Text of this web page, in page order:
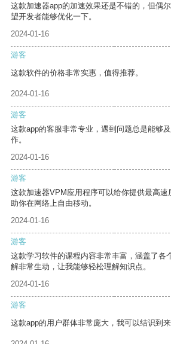
这款加速器app的加速效果还是不错的，但偶
望开发者能够优化一下。
2024-01-16
游客
这款软件的价格非常实惠，值得推荐。
2024-01-16
游客
这款app的客服非常专业，遇到问题总是能够
作。
2024-01-16
游客
这款加速器VPM应用程序可以给你提供最高
助你在网络上自由移动。
2024-01-16
游客
这款学习软件的课程内容非常丰富，涵盖了各
解非常生动，让我能够轻松理解知识点。
2024-01-16
游客
这款app的用户群体非常庞大，我可以结识到来